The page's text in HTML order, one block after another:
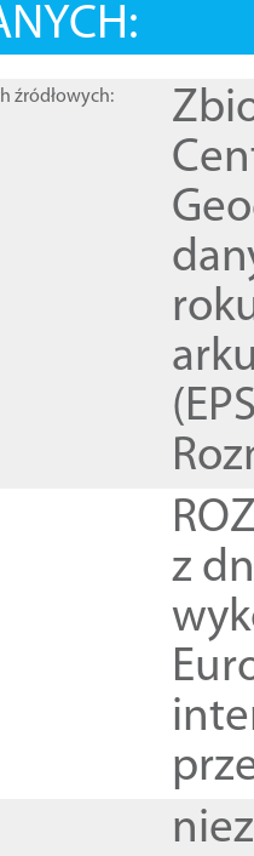
źródłowych:
z